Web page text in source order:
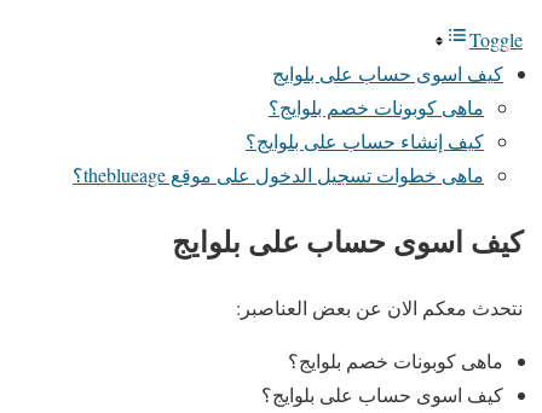
Toggle
كيف اسوى حساب على بلوايج
ماهى كوبونات خصم بلوايج؟
كيف إنشاء حساب على بلوايج؟
ماهى خطوات تسجيل الدخول على موقع theblueage؟
كيف اسوى حساب على بلوايج
نتحدث معكم الان عن بعض العناصبر:
ماهى كوبونات خصم بلوايج؟
كيف اسوى حساب على بلوايج؟